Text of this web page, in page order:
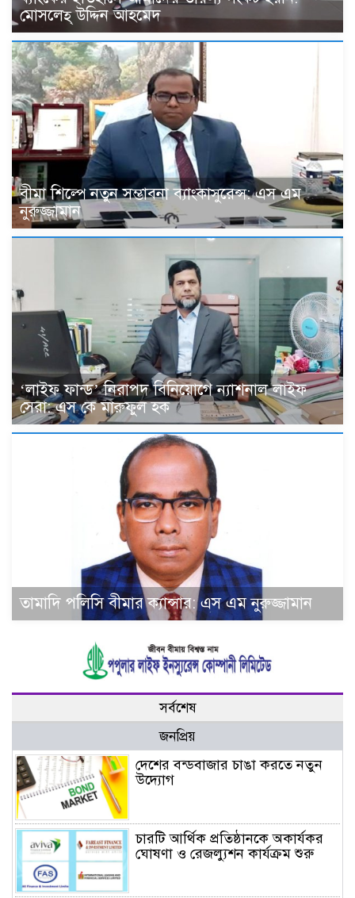
মোসলেহ্ উদ্দিন আহমেদ
বীমা শিল্পে নতুন সম্ভাবনা ব্যাংকাসুরেন্স: এস এম
নুরুজ্জামান
‘লাইফ ফান্ড’ নিরাপদ বিনিয়োগে ন্যাশনাল লাইফ
সেরা: এস কে মারুফুল হক
তামাদি পলিসি বীমার ক্যান্সার: এস এম নুরুজ্জামান
সর্বশেষ
জনপ্রিয়
দেশের বন্ডবাজার চাঙা করতে নতুন
উদ্যোগ
চারটি আর্থিক প্রতিষ্ঠানকে অকার্যকর
ঘোষণা ও রেজল্যুশন কার্যক্রম শুরু